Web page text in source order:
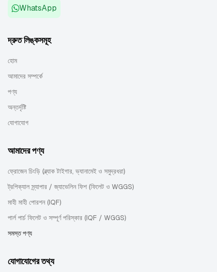
WhatsApp
দ্রুত লিঙ্কসমূহ
হোম
আমাদের সম্পর্কে
পণ্য
অন্তর্দৃষ্টি
যোগাযোগ
আমাদের পণ্য
ফ্রোজেন চিংড়ি (ব্ল্যাক টাইগার, ভ্যানামেই ও সমুদ্রধরা)
ট্রপিক্যাল স্ন্যাপার / জ্যাভেলিন ফিশ (ফিলেট ও WGGS)
মাহী মাহী পোরশন (IQF)
পার্ল পার্চ ফিলেট ও সম্পূর্ণ পরিস্কার (IQF / WGGS)
সমস্ত পণ্য
যোগাযোগের তথ্য